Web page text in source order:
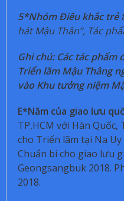
5*Nhóm Điêu khắc trẻ
hát Mậu Thân”, Tác
Ghi chú: Các tác phẩm
Triển lãm Mậu Thâng
vào Khu tưởng niệm
E*Năm của giao lưu
TP,HCM với Hàn
cho Triển lãm tại Na
Chuẩn bi cho giao lưu
Geongsangbuk 2018.
2018.